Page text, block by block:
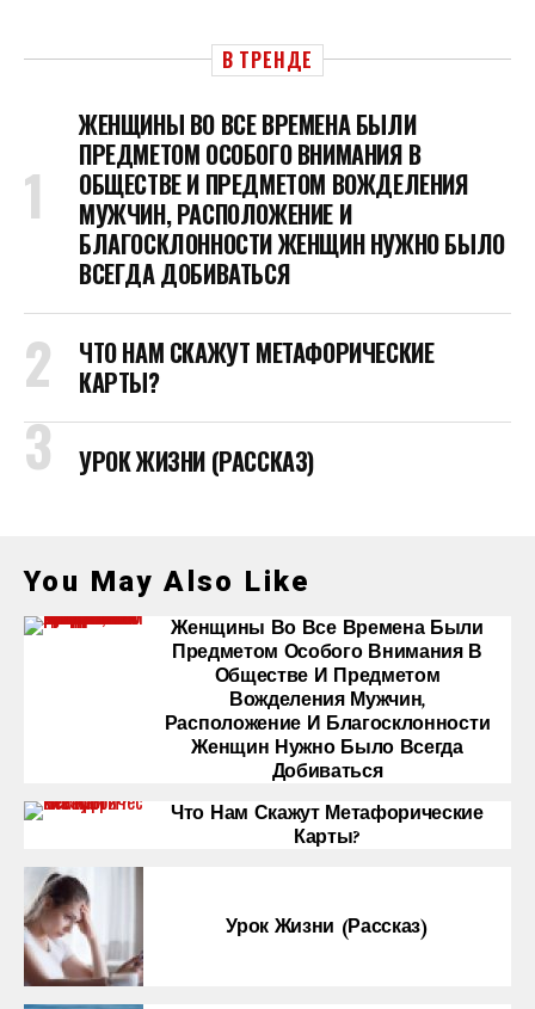
В ТРЕНДЕ
ЖЕНЩИНЫ ВО ВСЕ ВРЕМЕНА БЫЛИ
ПРЕДМЕТОМ ОСОБОГО ВНИМАНИЯ В
ОБЩЕСТВЕ И ПРЕДМЕТОМ ВОЖДЕЛЕНИЯ
МУЖЧИН, РАСПОЛОЖЕНИЕ И
БЛАГОСКЛОННОСТИ ЖЕНЩИН НУЖНО БЫЛО
ВСЕГДА ДОБИВАТЬСЯ
ЧТО НАМ СКАЖУТ МЕТАФОРИЧЕСКИЕ
КАРТЫ?
УРОК ЖИЗНИ (РАССКАЗ)
You May Also Like
Женщины Во Все Времена Были
Предметом Особого Внимания В
Обществе И Предметом
Вожделения Мужчин,
Расположение И Благосклонности
Женщин Нужно Было Всегда
Добиваться
Что Нам Скажут Метафорические
Карты?
Урок Жизни (рассказ)